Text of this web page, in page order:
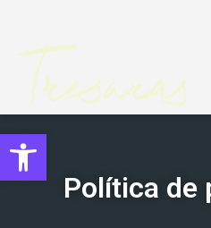
Abrir barra de
Política de